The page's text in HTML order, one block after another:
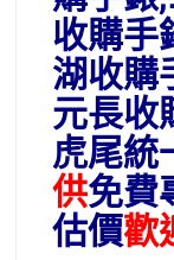
收購手
湖收購
元長收
虎尾統
供免費
估價歡